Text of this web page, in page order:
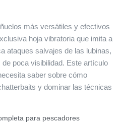
más versátiles y efectivos
hoja vibratoria que imita a
ataques salvajes de las lubinas,
poca visibilidad. Este artículo
saber sobre cómo
y dominar las técnicas
para pescadores